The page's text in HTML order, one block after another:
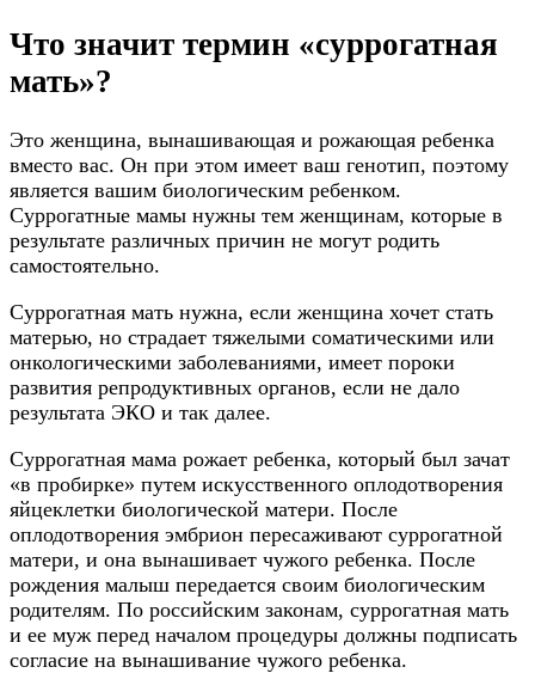
Что значит термин «суррогатная
мать»?
Это женщина, вынашивающая и рожающая ребенка
вместо вас. Он при этом имеет ваш генотип, поэтому
является вашим биологическим ребенком.
Суррогатные мамы нужны тем женщинам, которые в
результате различных причин не могут родить
самостоятельно.
Суррогатная мать нужна, если женщина хочет стать
матерью, но страдает тяжелыми соматическими или
онкологическими заболеваниями, имеет пороки
развития репродуктивных органов, если не дало
результата ЭКО и так далее.
Суррогатная мама рожает ребенка, который был зачат
«в пробирке» путем искусственного оплодотворения
яйцеклетки биологической матери. После
оплодотворения эмбрион пересаживают суррогатной
матери, и она вынашивает чужого ребенка. После
рождения малыш передается своим биологическим
родителям. По российским законам, суррогатная мать
и ее муж перед началом процедуры должны подписать
согласие на вынашивание чужого ребенка.